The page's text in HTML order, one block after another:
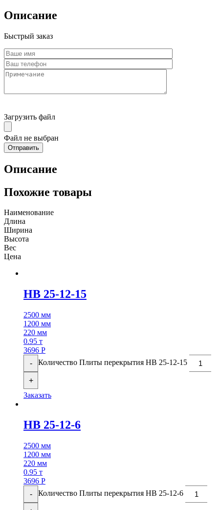
Описание
Быстрый заказ
Загрузить файл
Файл не выбран
Описание
Похожие товары
Наименование
Длина
Ширина
Высота
Вес
Цена
НВ 25-12-15
2500 мм
1200 мм
220 мм
0.95 т
3696 Р
-
Количество Плиты перекрытия НВ 25-12-15
+
Заказать
НВ 25-12-6
2500 мм
1200 мм
220 мм
0.95 т
3696 Р
-
Количество Плиты перекрытия НВ 25-12-6